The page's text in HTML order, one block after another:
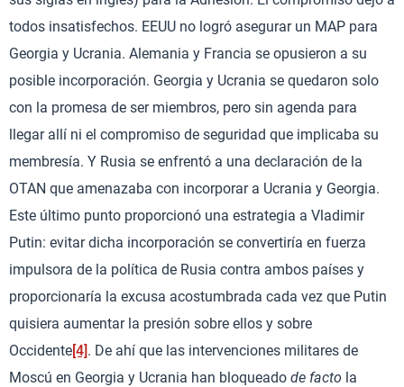
todos insatisfechos. EEUU no logró asegurar un MAP para
Georgia y Ucrania. Alemania y Francia se opusieron a su
posible incorporación. Georgia y Ucrania se quedaron solo
con la promesa de ser miembros, pero sin agenda para
llegar allí ni el compromiso de seguridad que implicaba su
membresía. Y Rusia se enfrentó a una declaración de la
OTAN que amenazaba con incorporar a Ucrania y Georgia.
Este último punto proporcionó una estrategia a Vladimir
Putin: evitar dicha incorporación se convertiría en fuerza
impulsora de la política de Rusia contra ambos países y
proporcionaría la excusa acostumbrada cada vez que Putin
quisiera aumentar la presión sobre ellos y sobre
Occidente[4]. De ahí que las intervenciones militares de
Moscú en Georgia y Ucrania han bloqueado de facto la